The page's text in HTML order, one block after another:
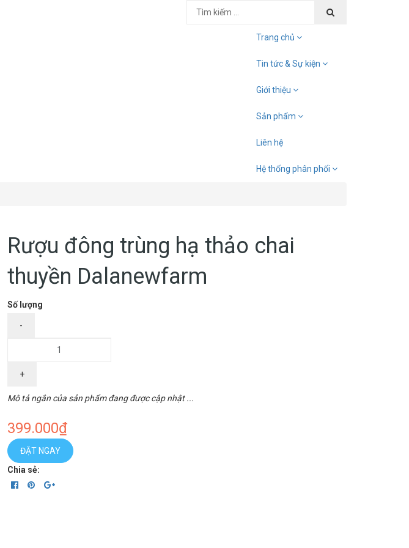
Trang chủ
Tin tức & Sự kiện
Giới thiệu
Sản phẩm
Liên hệ
Hệ thống phân phối
Rượu đông trùng hạ thảo chai
thuyền Dalanewfarm
Số lượng
-
+
Mô tả ngắn của sản phẩm đang được cập nhật ...
399.000₫
ĐẶT NGAY
Chia sẻ: